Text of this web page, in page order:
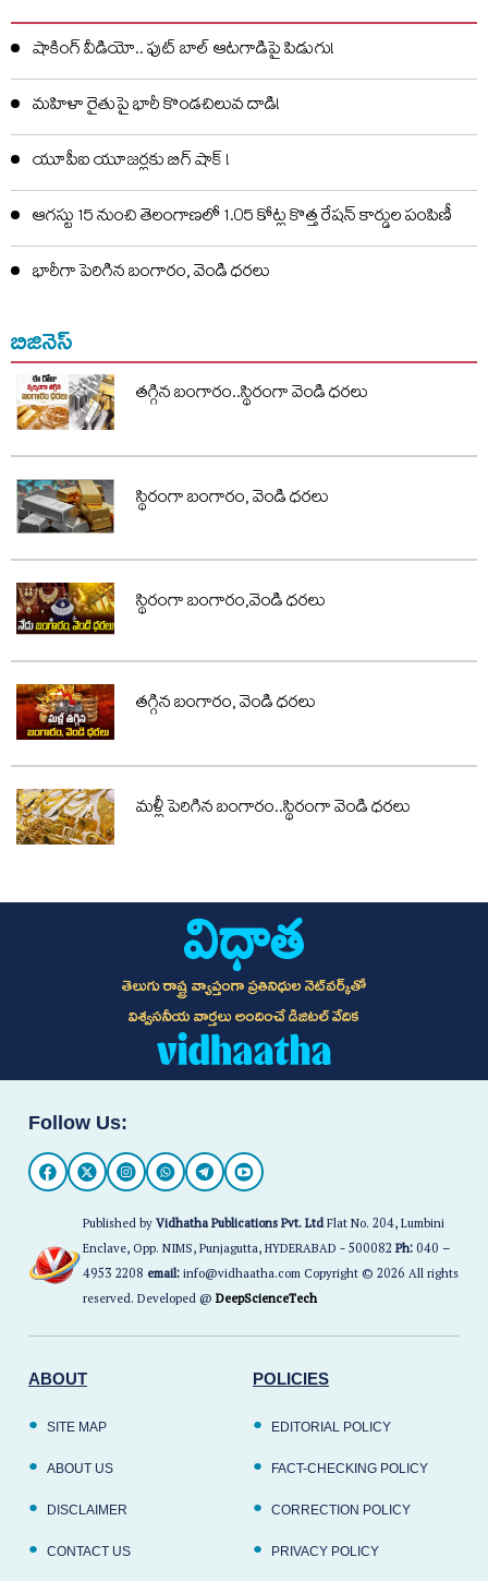
షాకింగ్ వీడియో.. ఫుట్ బాల్ ఆటగాడిపై పిడుగు!
మహిళా రైతుపై భారీ కొండచిలువ దాడి!
యూపీఐ యూజర్లకు బిగ్ షాక్ !
ఆగస్టు 15 నుంచి తెలంగాణలో 1.05 కోట్ల కొత్త రేషన్ కార్డుల పంపిణీ
భారీగా పెరిగిన బంగారం, వెండి ధరలు
బిజినెస్
తగ్గిన బంగారం..స్థిరంగా వెండి ధరలు
స్థిరంగా బంగారం, వెండి ధరలు
స్థిరంగా బంగారం,వెండి ధరలు
తగ్గిన బంగారం, వెండి ధరలు
మళ్లీ పెరిగిన బంగారం..స్థిరంగా వెండి ధరలు
తెలుగు రాష్ట్ర వ్యాప్తంగా ప్రతినిధుల నెట్‌వర్క్‌తో
విశ్వసనీయ వార్తలు అందించే డిజిటల్ వేదిక
Follow Us:
Published byVidhatha Publications Pvt. LtdFlat No. 204, Lumbini
Enclave, Opp. NIMS, Punjagutta, HYDERABAD - 500082Ph:040 –
4953 2208 email:info@vidhaatha.com Copyright © 2026 All rights
reserved. Developed @DeepScienceTech
ABOUT
SITE MAP
ABOUT US
DISCLAIMER
CONTACT US
POLICIES
EDITORIAL POLICY
FACT-CHECKING POLICY
CORRECTION POLICY
PRIVACY POLICY